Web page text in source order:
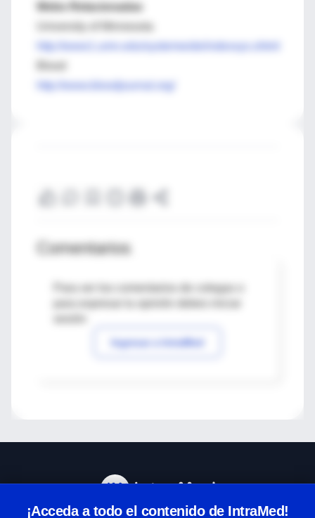
Webs Relacionadas
Comentarios
Para ver los comentarios de colegas o
Ingresar a IntraMed
¡Acceda a todo el contenido de IntraMed!